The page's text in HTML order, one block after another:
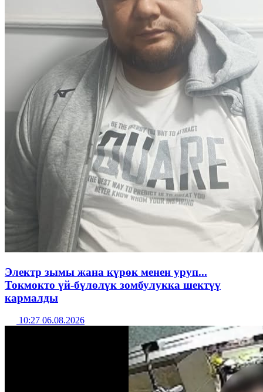
Электр зымы жана күрөк менен уруп...
Токмокто үй-бүлөлүк зомбулукка шектүү
кармалды
10:27 06.08.2026